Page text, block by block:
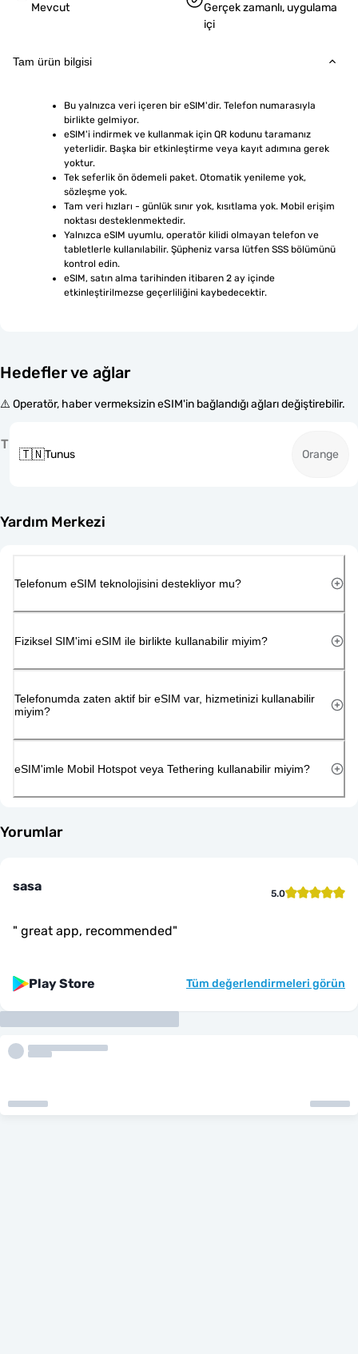
Mevcut
Gerçek zamanlı, uygulama
içi
Tam ürün bilgisi
Bu yalnızca veri içeren bir eSIM'dir. Telefon numarasıyla
birlikte gelmiyor.
eSIM'i indirmek ve kullanmak için QR kodunu taramanız
yeterlidir. Başka bir etkinleştirme veya kayıt adımına gerek
yoktur.
Tek seferlik ön ödemeli paket. Otomatik yenileme yok,
sözleşme yok.
Tam veri hızları - günlük sınır yok, kısıtlama yok. Mobil erişim
noktası desteklenmektedir.
Yalnızca eSIM uyumlu, operatör kilidi olmayan telefon ve
tabletlerle kullanılabilir. Şüpheniz varsa lütfen SSS bölümünü
kontrol edin.
eSIM, satın alma tarihinden itibaren 2 ay içinde
etkinleştirilmezse geçerliliğini kaybedecektir.
Hedefler ve ağlar
⚠️ Operatör, haber vermeksizin eSIM'in bağlandığı ağları değiştirebilir.
T
🇹🇳Tunus Orange
Yardım Merkezi
Telefonum eSIM teknolojisini destekliyor mu?
Fiziksel SIM'imi eSIM ile birlikte kullanabilir miyim?
Telefonumda zaten aktif bir eSIM var, hizmetinizi kullanabilir
miyim?
eSIM'imle Mobil Hotspot veya Tethering kullanabilir miyim?
Yorumlar
sasa 5.0
" great app, recommended"
Play Store Tüm değerlendirmeleri görün